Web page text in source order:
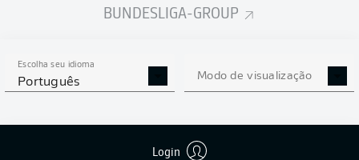
BUNDESLIGA-GROUP
Escolha seu idioma
Português Modo de visualização
Login
ESTATÍSTICAS DA
TEMPORADA 2025/2026